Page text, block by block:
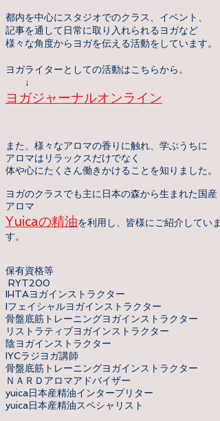
都内を中心にスタジオでのクラス、イベント、
記事を通して日常に取り入れられるヨガなど
様々な角度からヨガを伝える活動をしています。
ヨガライターとしての活動はこちらから。
↓
ヨガジャーナルオンライン
また、様々なアロマの香りに触れ、学ぶうちに
アロマはリラックスだけでなく
体や心にたくさん働きかけることを知りました。
ヨガのクラスでも主に日本の森から生まれた国産
アロマ
Yuicaの精油を利用し、皆様にご紹介していま
す。
保有資格等
RYT200
IHTAヨガインストラクター
Iフェイシャルヨガインストラクター
骨盤底筋トレーニングヨガインストラクター
リストラティブヨガインストラクター
陰ヨガインストラクター
IYCラジヨガ講師
骨盤底筋トレーニングヨガインストラクター
ＮＡＲＤアロマアドバイザー
yuica日本産精油インタープリター
yuica日本産精油スペシャリスト